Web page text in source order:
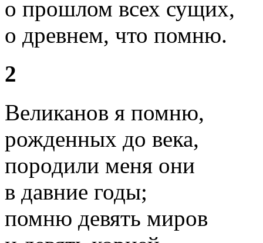
о прошлом всех сущих,
о древнем, что помню.
2
Великанов я помню,
рожденных до века,
породили меня они
в давние годы;
помню девять миров